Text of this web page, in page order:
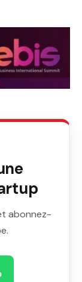
abonnez-